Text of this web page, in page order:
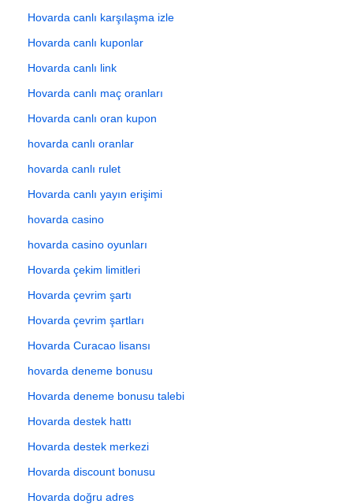
Hovarda canlı karşılaşma izle
Hovarda canlı kuponlar
Hovarda canlı link
Hovarda canlı maç oranları
Hovarda canlı oran kupon
hovarda canlı oranlar
hovarda canlı rulet
Hovarda canlı yayın erişimi
hovarda casino
hovarda casino oyunları
Hovarda çekim limitleri
Hovarda çevrim şartı
Hovarda çevrim şartları
Hovarda Curacao lisansı
hovarda deneme bonusu
Hovarda deneme bonusu talebi
Hovarda destek hattı
Hovarda destek merkezi
Hovarda discount bonusu
Hovarda doğru adres